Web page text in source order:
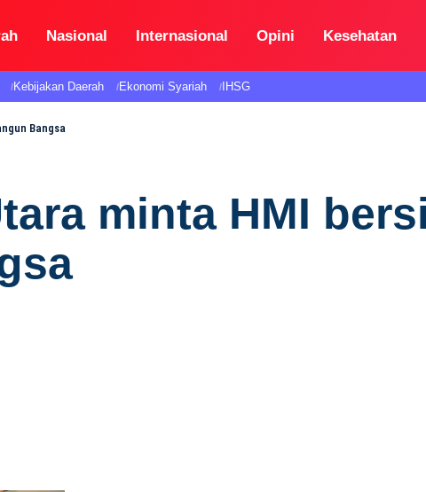
Nasional Internasional Opini Kesehatan
Kebijakan Daerah Ekonomi Syariah IHSG
Bangsa
minta HMI